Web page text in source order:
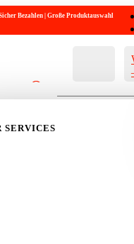
Bezahlen | Große Produktauswahl
search
SERVICES